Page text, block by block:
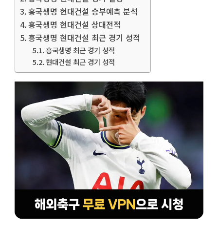
흥국생명 현대건설 승부예측 분석
흥국생명 현대건설 상대전적
흥국생명 현대건설 최근 경기 성적
흥국생명 최근 경기 성적
현대건설 최근 경기 성적